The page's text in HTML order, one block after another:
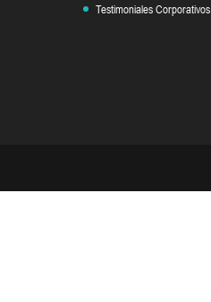
Testimoniales Corporativos